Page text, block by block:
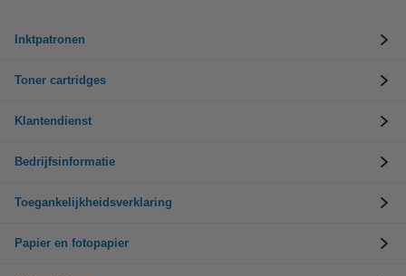
Inktpatronen
Toner cartridges
Klantendienst
Bedrijfsinformatie
Toegankelijkheidsverklaring
Papier en fotopapier